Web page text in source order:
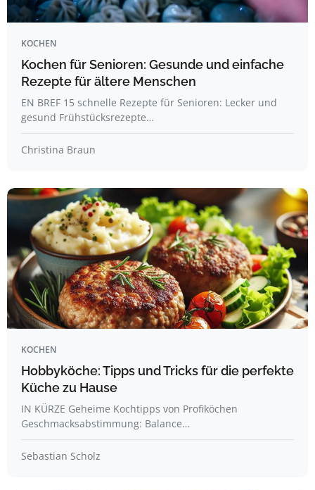
KOCHEN
Kochen für Senioren: Gesunde und einfache
Rezepte für ältere Menschen
EN BREF 15 schnelle Rezepte für Senioren: Lecker und
gesund Frühstücksrezepte…
Christina Braun
KOCHEN
Hobbyköche: Tipps und Tricks für die perfekte
Küche zu Hause
IN KÜRZE Geheime Kochtipps von Profiköchen
Geschmacksabstimmung: Balance…
Sebastian Scholz